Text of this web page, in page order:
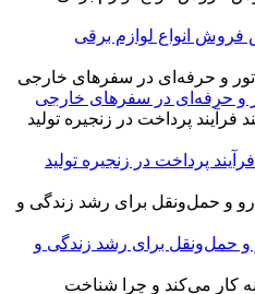
انواع لوازم برقی
و حرفه‌ای در سفرهای خارجی
پرداخت در زنجیره تولید
و حمل‌ونقل برای رشد زندگی و